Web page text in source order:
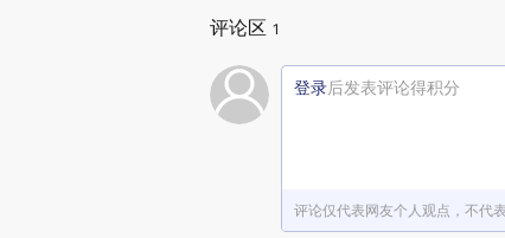
评论区 1
登录后发表评论得积分
评论仅代表网友个人观点，不代